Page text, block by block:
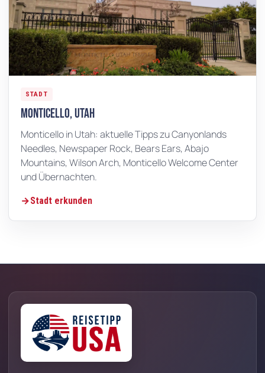
STADT
Monticello, Utah
Monticello in Utah: aktuelle Tipps zu Canyonlands
Needles, Newspaper Rock, Bears Ears, Abajo
Mountains, Wilson Arch, Monticello Welcome Center
und Übernachten.
Stadt erkunden